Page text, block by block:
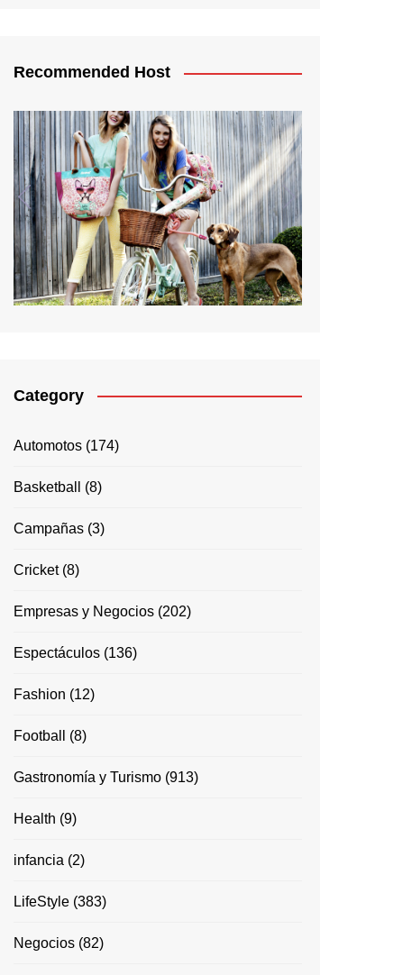
Recommended Host
Category
Automotos (174)
Basketball (8)
Campañas (3)
Cricket(8)
Empresas y Negocios (202)
Espectáculos (136)
Fashion (12)
Football (8)
Gastronomía y Turismo (913)
Health (9)
infancia (2)
LifeStyle (383)
Negocios (82)